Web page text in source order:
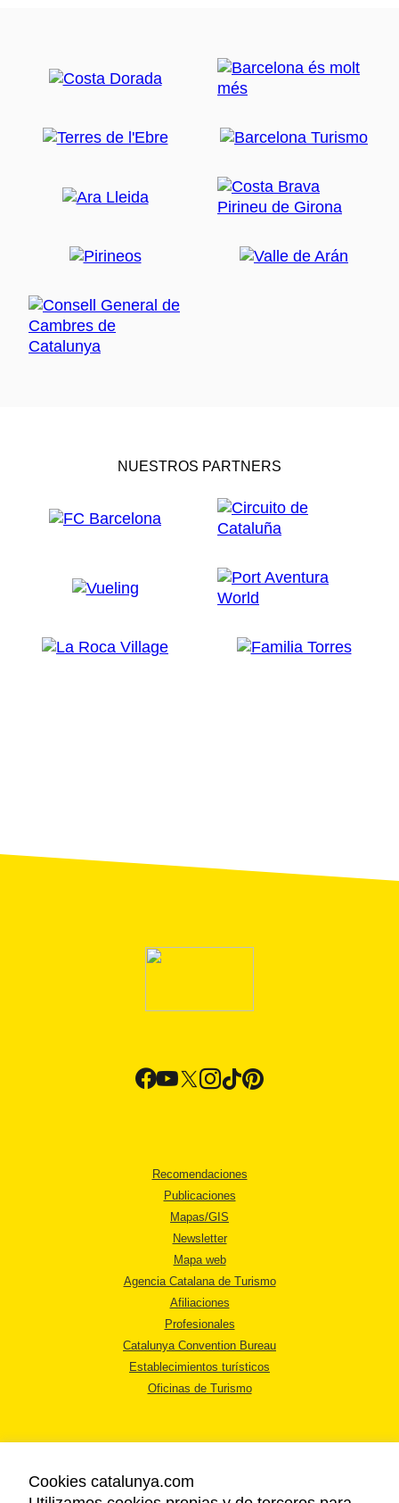
NUESTROS PARTNERS
Recomendaciones
Publicaciones
Mapas/GIS
Newsletter
Mapa web
Agencia Catalana de Turismo
Afiliaciones
Profesionales
Catalunya Convention Bureau
Establecimientos turísticos
Oficinas de Turismo
Cookies catalunya.com